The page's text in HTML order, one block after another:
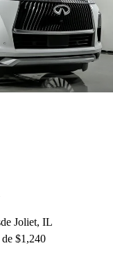
Joliet, IL
$1,240